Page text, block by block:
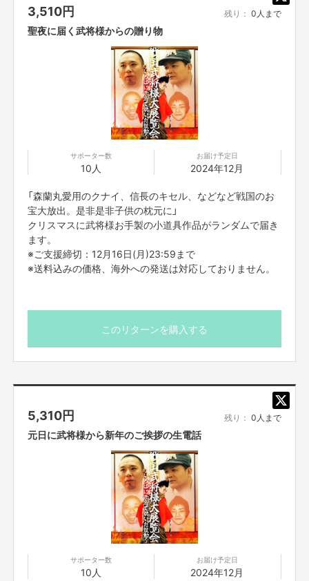
【イベント情報】
「戦国武将様大展覧会～いろはに千鳥で聴いた鼓動～」
【開催日程】
2024年12月7日(土)～12月8日(日)10:00～20:00
【開催会場】
西武渋谷店 A館5階レセプションルーム
(〒150-8330 東京都渋谷区宇田川町21-1)
詳細は下記ホームページ、SNSにてお知らせいたします。
【LAUGH & PEACE ART 公式HP】 https://laugh-peace-art.com/
https://x.com/lpagallery
【公式Instagram】https://instagram.com/laughandpeacegallery
「戦国武将様大展覧会～いろはに千鳥で聴いた鼓動～」の制作・運営費とし
て使用させて頂きます。
・会場使用費
・作品や展示物の制作材料費
・作品や展示物の発送費および梱包費
・出演者交通費および宿泊費
・スタッフ交通費および宿泊費
【ご支援にあたっての注意事項】
きない場合がございます。「@yoshimoto.co.jp」を受信設定してください。
■応募者は、自ら及び自らが代表となって応募した参加者全てが、反社会的
3,510円 残り： 0人まで
聖夜に届く武将様からの贈り物
サポーター数
10人
お届け予定日
2024年12月
「森蘭丸愛用のクナイ、信長のキセル、などなど戦国のお
宝大放出。是非是非子供の枕元に」
クリスマスに武将様お手製の小道具作品がランダムで届き
ます。
※ご支援締切：12月16日(月)23:59まで
※送料込みの価格、海外への発送は対応しておりません。
このリターンを購入する
5,310円 残り： 0人まで
元日に武将様から新年のご挨拶の生電話
サポーター数
10人
お届け予定日
2024年12月